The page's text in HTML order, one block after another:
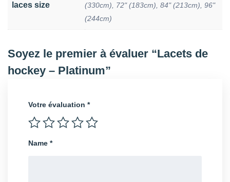
laces size
(330cm), 72" (183cm), 84" (213cm), 96"
(244cm)
Soyez le premier à évaluer “Lacets de
hockey – Platinum”
Votre évaluation *
Name *